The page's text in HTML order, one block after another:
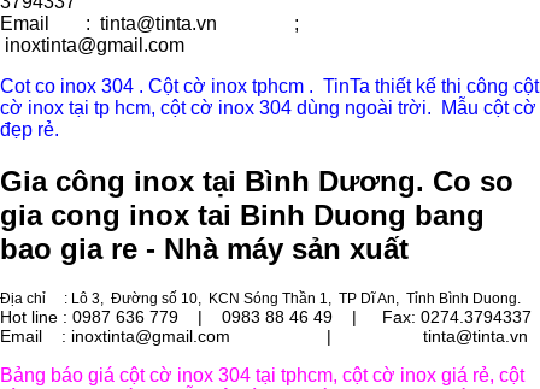
Email
: tinta@tinta.vn ;
inoxtinta@gmail.com
Cot co inox 304 . Cột cờ inox tphcm . TinTa thiết kế thi công cột
cờ inox tại tp hcm, cột cờ inox 304 dùng ngoài trời. Mẫu cột cờ
đẹp rẻ.
Gia công inox tại Bình Dương. Co so
gia cong inox tai Binh Duong bang
bao gia re - Nhà máy sản xuất
Địa chỉ : Lô 3, Đường số 10, KCN Sóng Thần 1, TP Dĩ An, Tỉnh Bình Duong.
Hot line : 0987 636 779 | 0983 88 46 49 |
Fax: 0274.3794337
Email : inoxtinta@gmail.com | tinta@tinta.vn
Bảng báo giá cột cờ inox 304 tại tphcm, cột cờ inox giá rẻ, cột